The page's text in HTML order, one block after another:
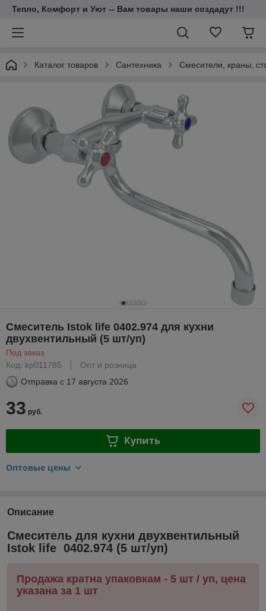
Тепло, Комфорт и Уют -- Вам товары наши создадут !!!
Каталог товаров Cантехника Смесители, краны,
Смеситель Istok life 0402.974 для кухни
двухвентильный (5 шт/уп)
Под заказ
Код: kp011785
Опт и розница
Отправка с 17 августа 2026
33 руб.
Купить
Оптовые цены
Описание
Смеситель для кухни двухвентильный
Istok life 0402.974 (5 шт/уп)
Продажа кратна упаковкам - 5 шт / уп, цена
указана за 1 шт